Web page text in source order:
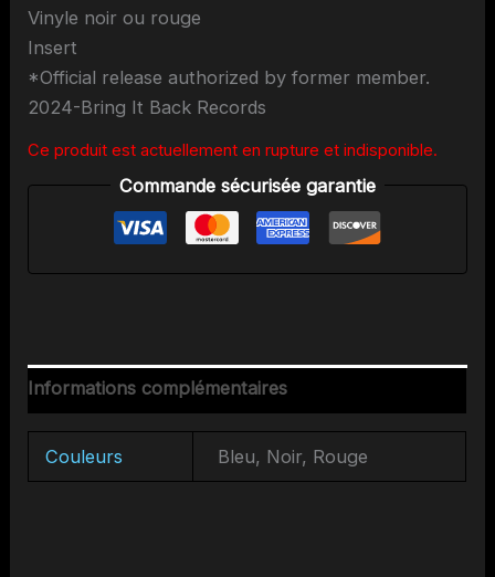
Vinyle noir ou rouge
Insert
*Official release authorized by former member.
2024-Bring It Back Records
Ce produit est actuellement en rupture et indisponible.
Commande sécurisée garantie
Informations complémentaires
Couleurs Bleu, Noir, Rouge